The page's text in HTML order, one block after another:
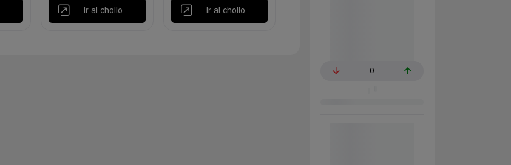
Ir al chollo Ir al chollo
0